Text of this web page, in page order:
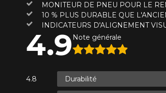
MONITEUR DE PNEU POUR LE
10 % PLUS DURABLE QUE
INDICATEURS D'ALIGNEMENT
4.9 Note générale
Durabilité
Votre avis
Note
Que